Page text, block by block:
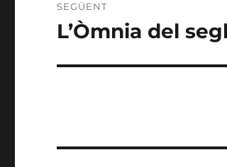
SEGÜENT
Entrada
L’Òmnia del